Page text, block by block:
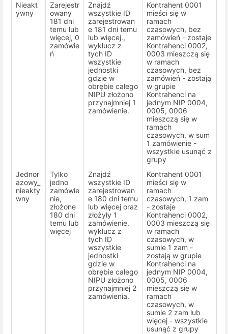
Nieakt
ywny
Zarejestr
owany
181 dni
temu lub
więcej, 0
zamówie
ń
Znajdź
wszystkie ID
zarejestrowan
e 181 dni temu
lub więcej.,
wyklucz z
tych ID
wszystkie
jednostki
gdzie w
obrębie całego
NIPU złożono
przynajmniej 1
zamówienie.
Kontrahent 0001
mieści się w
ramach
czasowych, bez
zamówień - zostaje
Kontrahenci 0002,
0003 mieszczą się
w ramach
czasowych, bez
zamówień - zostają
w grupie
Kontrahenci na
jednym NIP 0004,
0005, 0006
mieszczą się w
ramach
czasowych, w sum
1 zamówienie -
wszystkie usunąć z
grupy
Jednor
azowy_
nieakty
wny
Tylko
jedno
zamówie
nie,
złożone
180 dni
temu lub
więcej
Znajdź
wszystkie ID
zarejestrowan
e 180 dni temu
lub więcej oraz
złożyły 1
zamówienie.
wyklucz z
tych ID
wszystkie
jednostki
gdzie w
obrębie całego
NIPU złożono
przynajmniej 2
zamówienia.
Kontrahent 0001
mieści się w
ramach
czasowych, 1 zam
- zostaje
Kontrahenci 0002,
0003 mieszczą się
w ramach
czasowych, w
sumie 1 zam -
zostają w grupie
Kontrahenci na
jednym NIP 0004,
0005, 0006
mieszczą się w
ramach
czasowych, w
sumie 2 zam lub
więcej - wszystkie
usunąć z grupy